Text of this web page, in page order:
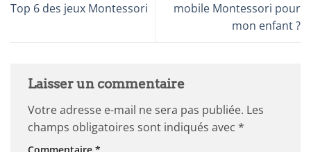
Top 6 des jeux Montessori
mobile Montessori pour
mon enfant ?
Laisser un commentaire
Votre adresse e-mail ne sera pas publiée. Les
champs obligatoires sont indiqués avec *
Commentaire *